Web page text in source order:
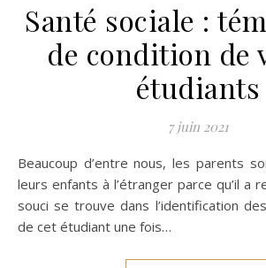
Santé sociale :
de condition de
étudiants
7 juin 2021
Beaucoup d’entre nous, les parents sont fiers d’envoyer
leurs enfants à l’étranger parce qu’il a
souci se trouve dans l’identification
de cet étudiant une fois…